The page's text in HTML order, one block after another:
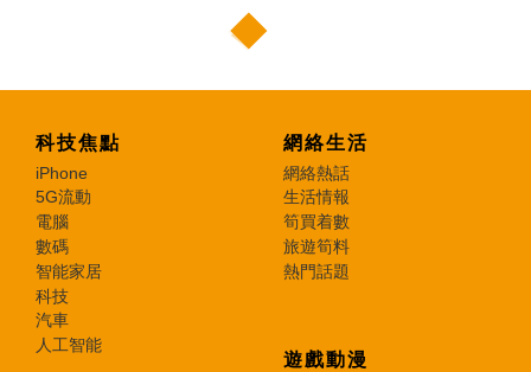
科技焦點
iPhone
5G流動
電腦
數碼
智能家居
科技
汽車
人工智能
網絡生活
網絡熱話
生活情報
筍買着數
旅遊筍料
熱門話題
遊戲動漫